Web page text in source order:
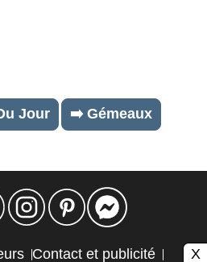
Jour ➡️ Gémeaux
Contact et publicité X